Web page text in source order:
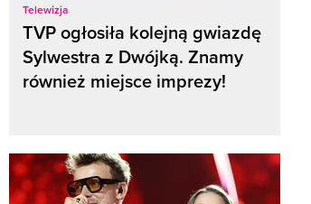
Telewizja
TVP ogłosiła kolejną gwiazdę
Sylwestra z Dwójką. Znamy
również miejsce imprezy!